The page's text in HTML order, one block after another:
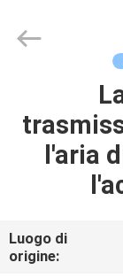
PRODOTTI
NOI
Rongyao
Vehicle
l'aria
Luogo di
origine: